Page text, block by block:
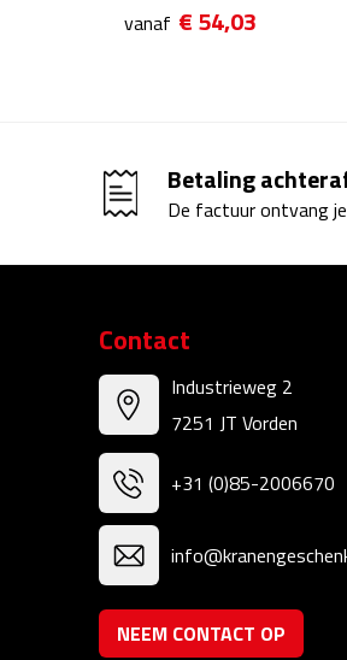
vanaf € 54,03
Betaling
De factuur ontvang
Contact
Industrieweg 2
7251 JT Vorden
+31 (0)85-2006670
NEEM CONTACT OP